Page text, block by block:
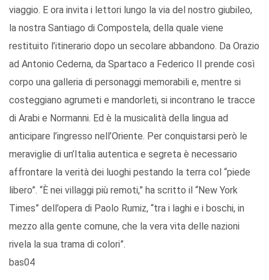
viaggio. E ora invita i lettori lungo la via del nostro giubileo,
la nostra Santiago di Compostela, della quale viene
restituito l’itinerario dopo un secolare abbandono. Da Orazio
ad Antonio Cederna, da Spartaco a Federico II prende così
corpo una galleria di personaggi memorabili e, mentre si
costeggiano agrumeti e mandorleti, si incontrano le tracce
di Arabi e Normanni. Ed è la musicalità della lingua ad
anticipare l’ingresso nell’Oriente. Per conquistarsi però le
meraviglie di un’Italia autentica e segreta è necessario
affrontare la verità dei luoghi pestando la terra col “piede
libero”. “È nei villaggi più remoti,” ha scritto il “New York
Times” dell’opera di Paolo Rumiz, “tra i laghi e i boschi, in
mezzo alla gente comune, che la vera vita delle nazioni
rivela la sua trama di colori”.
bas04